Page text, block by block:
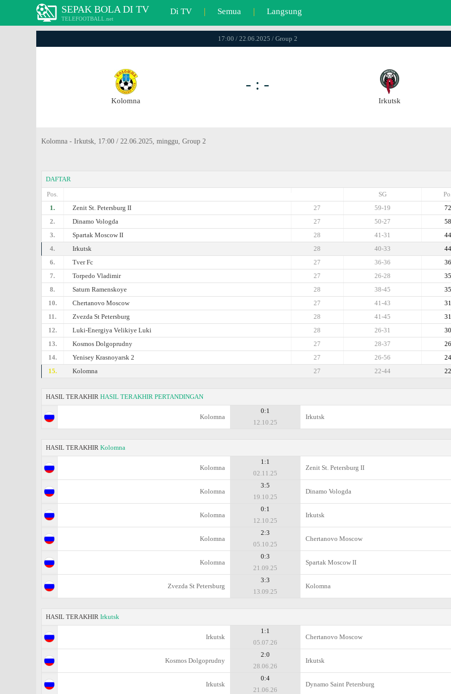
SEPAK BOLA DI TV
TELEFOOTBALL.net
Di TV | Semua | Langsung
17:00 / 22.06.2025 / Group 2
Kolomna
- : -
Irkutsk
Kolomna - Irkutsk, 17:00 / 22.06.2025, minggu, Group 2
DAFTAR
Pos.
Po.
SG
1.
Zenit St. Petersburg II 72
59-19
27
2.
Dinamo Vologda 58
50-27
27
3.
Spartak Moscow II 44
41-31
28
4.
Irkutsk 44
40-33
28
6.
Tver Fc 36
36-36
27
7.
Torpedo Vladimir 35
26-28
27
8.
Saturn Ramenskoye 35
38-45
28
10.
Chertanovo Moscow 31
41-43
27
11.
Zvezda St Petersburg 31
41-45
28
12.
Luki-Energiya Velikiye Luki 30
26-31
28
13.
Kosmos Dolgoprudny 26
28-37
27
14.
Yenisey Krasnoyarsk 2 24
26-56
27
15.
Kolomna 22
22-44
27
HASIL TERAKHIR HASIL TERAKHIR PERTANDINGAN
Kolomna
0:1
12.10.25
Irkutsk
HASIL TERAKHIR Kolomna
Kolomna
1:1
02.11.25
Zenit St. Petersburg II
Kolomna
3:5
19.10.25
Dinamo Vologda
Kolomna
0:1
12.10.25
Irkutsk
Kolomna
2:3
05.10.25
Chertanovo Moscow
Kolomna
0:3
21.09.25
Spartak Moscow II
Zvezda St Petersburg
3:3
13.09.25
Kolomna
HASIL TERAKHIR Irkutsk
Irkutsk
1:1
05.07.26
Chertanovo Moscow
Kosmos Dolgoprudny
2:0
28.06.26
Irkutsk
Irkutsk
0:4
21.06.26
Dynamo Saint Petersburg